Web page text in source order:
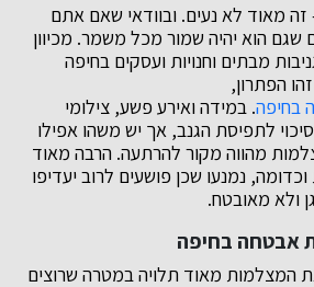
מאוד לא נעים. ובוודאי שאם אתם
הוא יהיה שמור מכל משמר. מכיוון
מבתים וחנויות ועסקים בחיפה
הפתרון,
בחיפה. במידה ואירע פשע, צילומי
לתפיסת הגנב, אך יש משהו אפילו
מהווה מקור להרתעה. הרבה מאוד
נמנעו שכן פושעים לרוב יעדיפו
ולא מאובטח.
אבטחה בחיפה
המצלמות מאוד תלויה במטרה שרוצים